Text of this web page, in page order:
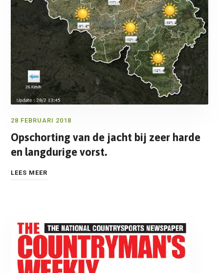
28 FEBRUARI 2018
Opschorting van de jacht bij zeer harde
en langdurige vorst.
LEES MEER